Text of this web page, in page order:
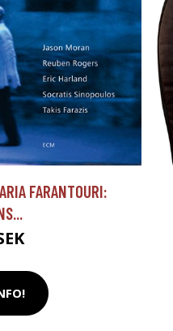
FARANTOURI: